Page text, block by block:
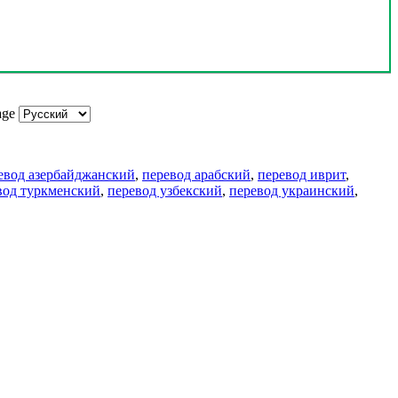
азербайджанский, перевод арабский, перевод иврит,
туркменский, перевод узбекский, перевод украинский,